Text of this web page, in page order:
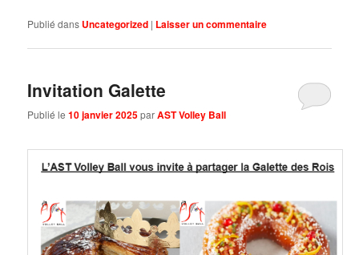
Publié dans Uncategorized | Laisser un commentaire
Invitation Galette
Publié le10 janvier 2025parAST Volley Ball